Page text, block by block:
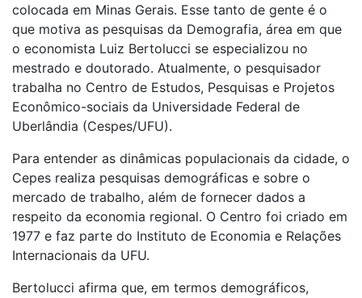
colocada em Minas Gerais. Esse tanto de gente é o
que motiva as pesquisas da Demografia, área em que
o economista Luiz Bertolucci se especializou no
mestrado e doutorado. Atualmente, o pesquisador
trabalha no Centro de Estudos, Pesquisas e Projetos
Econômico-sociais da Universidade Federal de
Uberlândia (Cespes/UFU).
Para entender as dinâmicas populacionais da cidade, o
Cepes realiza pesquisas demográficas e sobre o
mercado de trabalho, além de fornecer dados a
respeito da economia regional. O Centro foi criado em
1977 e faz parte do Instituto de Economia e Relações
Internacionais da UFU.
Bertolucci afirma que, em termos demográficos,